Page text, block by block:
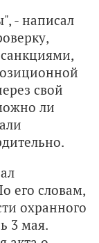
- написал
свой
ли
его словам,
охранного
3 мая.